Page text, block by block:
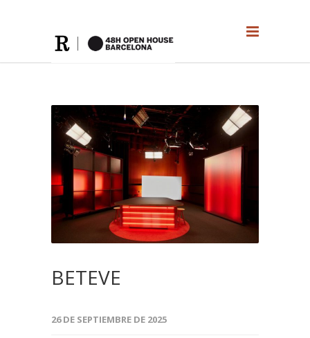
BETEVE
26 DE SEPTIEMBRE DE 2025